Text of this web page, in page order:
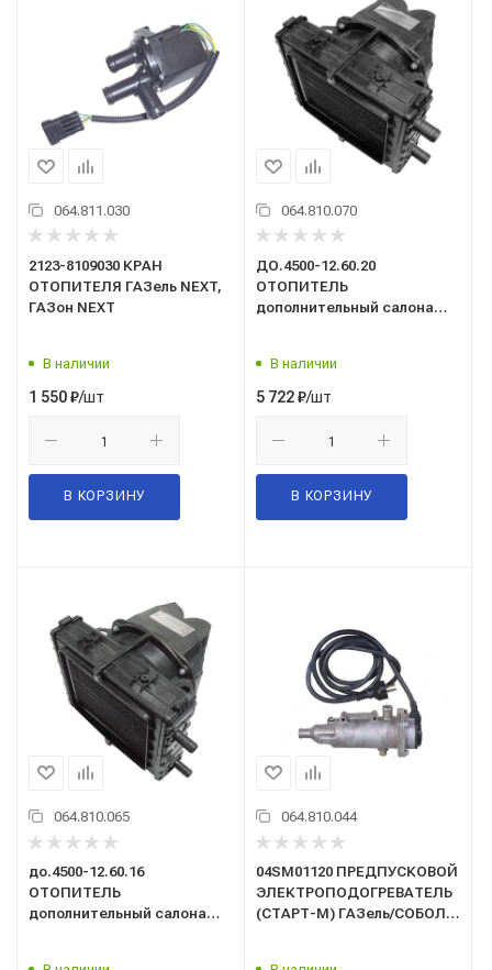
064.811.030
2123-8109030 КРАН
ОТОПИТЕЛЯ ГАЗель NEXT,
ГАЗон NEXT
В наличии
1 550₽/шт
В КОРЗИНУ
064.810.070
ДО.4500-12.60.20
ОТОПИТЕЛЬ
дополнительный салона
В наличии
5 722₽/шт
В КОРЗИНУ
064.810.065
до.4500-12.60.16
ОТОПИТЕЛЬ
дополнительный салона
064.810.044
04SM01120 ПРЕДПУСКОВОЙ
ЭЛЕКТРОПОДОГРЕВАТЕЛЬ
(СТАРТ-М) ГАЗель/СОБОЛЬ